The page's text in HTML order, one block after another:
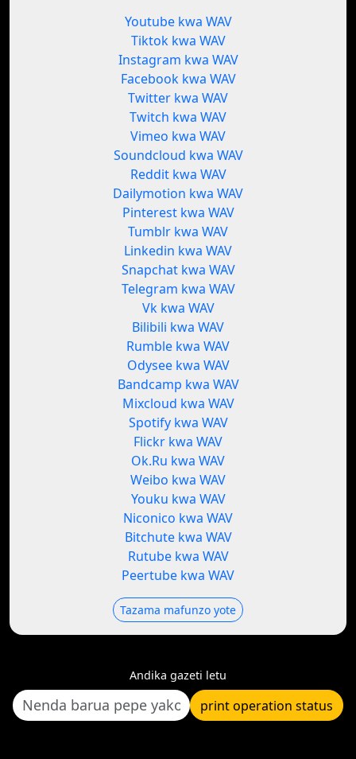
Youtube kwa WAV
Tiktok kwa WAV
Instagram kwa WAV
Facebook kwa WAV
Twitter kwa WAV
Twitch kwa WAV
Vimeo kwa WAV
Soundcloud kwa WAV
Reddit kwa WAV
Dailymotion kwa WAV
Pinterest kwa WAV
Tumblr kwa WAV
Linkedin kwa WAV
Snapchat kwa WAV
Telegram kwa WAV
Vk kwa WAV
Bilibili kwa WAV
Rumble kwa WAV
Odysee kwa WAV
Bandcamp kwa WAV
Mixcloud kwa WAV
Spotify kwa WAV
Flickr kwa WAV
Ok.Ru kwa WAV
Weibo kwa WAV
Youku kwa WAV
Niconico kwa WAV
Bitchute kwa WAV
Rutube kwa WAV
Peertube kwa WAV
Tazama mafunzo yote
Andika gazeti letu
print operation status